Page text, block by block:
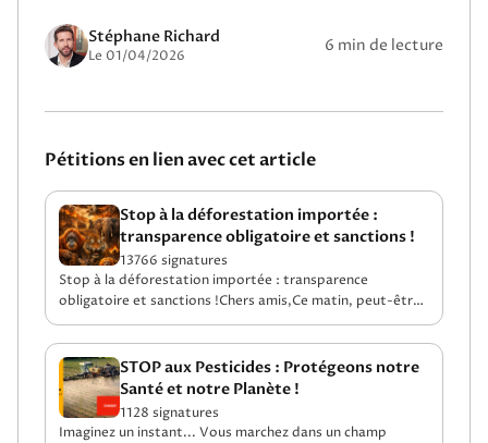
Stéphane Richard
Le 01/04/2026
6 min de lecture
Pétitions en lien avec cet article
Stop à la déforestation importée :
transparence obligatoire et sanctions !
13766 signatures
Stop à la déforestation importée : transparence
obligatoire et sanctions !Chers amis,Ce matin, peut-être
que vous avez fait comme des millions de Français.Un
café. Un peu de chocolat. Une tartine. Un yaourt. Ou un
steak le midi, “comme d’habitude”.Et...
STOP aux Pesticides : Protégeons notre
Santé et notre Planète !
1128 signatures
Imaginez un instant... Vous marchez dans un champ